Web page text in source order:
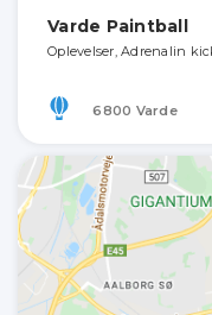
Varde Paintball
Oplevelser, Adrenalin
6800 Varde